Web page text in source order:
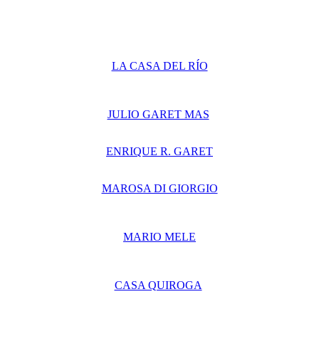
LA CASA DEL RÍO
JULIO GARET MAS
ENRIQUE R. GARET
MAROSA DI GIORGIO
MARIO MELE
CASA QUIROGA